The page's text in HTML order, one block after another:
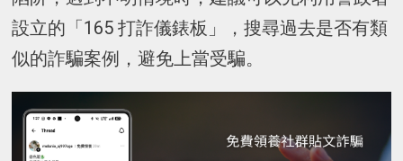
設立的「165 打詐儀錶板」，搜尋過去是否有類
似的詐騙案例，避免上當受騙。